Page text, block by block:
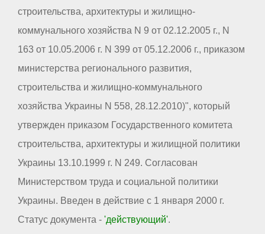
строительства, архитектуры и жилищно-
коммунального хозяйства N 9 от 02.12.2005 г., N
163 от 10.05.2006 г. N 399 от 05.12.2006 г., приказом
министерства регионального развития,
строительства и жилищно-коммунального
хозяйства Украины N 558, 28.12.2010)", который
утвержден приказом Государственного комитета
строительства, архитектуры и жилищной политики
Украины 13.10.1999 г. N 249. Согласован
Министерством труда и социальной политики
Украины. Введен в действие с 1 января 2000 г.
Статус документа - 'действующий'.